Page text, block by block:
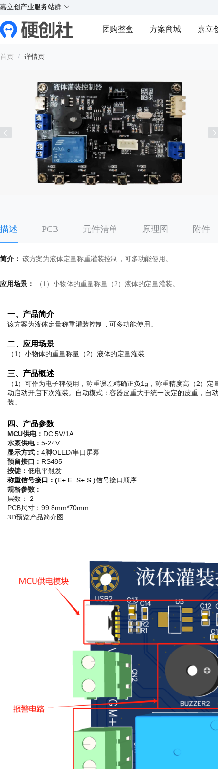
X
Y
X
Y
实
¥
实
实
实
嘉立创产业服务站群
团购整盒 方案商城 嘉立
首页 / 详情页
描述 PCB 元件清单 原理图 附件
简介： 该方案为液体定量称重灌装控制，可多功能使用。
应用场景： （1）小物体的重量称量（2）液体的定量灌装。
一、产品简介
该方案为液体定量称重灌装控制，可多功能使用。
二、应用场景
（1）小物体的重量称量（2）液体的定量灌装
三、产品概述
（1）可作为电子秤使用，称重误差精确正负1g，称重精度高（2）
动启动开启下次灌装。自动模式：容器皮重大于统一设定的皮重，自
装。
四、产品参数
MCU供电： DC 5V/1A
水泵供电： 5-24V
显示方式： 4脚OLED/串口屏幕
预留接口： RS485
按键： 低电平触发
称重信号接口：(E+ E- S+ S-)信号接口顺序
规格参数：
层数： 2
PCB尺寸：99.8mm*70mm
3D预览产品简介图